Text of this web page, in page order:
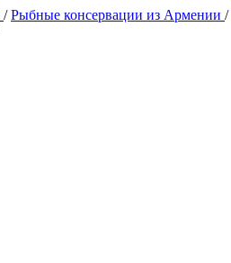
/Рыбные консервации из Армении /